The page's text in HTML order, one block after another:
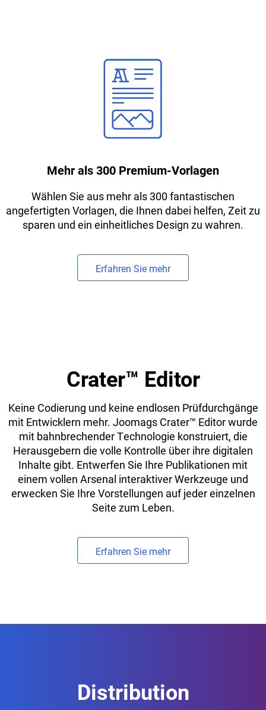
Mehr als 300 Premium-Vorlagen
Wählen Sie aus mehr als 300 fantastischen
angefertigten Vorlagen, die Ihnen dabei helfen, Zeit zu
sparen und ein einheitliches Design zu wahren.
Erfahren Sie mehr
Crater™ Editor
Keine Codierung und keine endlosen Prüfdurchgänge
mit Entwicklern mehr. Joomags Crater™ Editor wurde
mit bahnbrechender Technologie konstruiert, die
Herausgebern die volle Kontrolle über ihre digitalen
Inhalte gibt. Entwerfen Sie Ihre Publikationen mit
einem vollen Arsenal interaktiver Werkzeuge und
erwecken Sie Ihre Vorstellungen auf jeder einzelnen
Seite zum Leben.
Erfahren Sie mehr
Distribution